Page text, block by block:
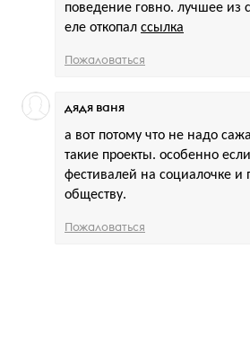
поведение говно. лучшее из
еле откопал ссылка
Пожаловаться
а вот потому что не надо
такие проекты. особенно
фестивалей на социалочке и
обществу.
дядя ваня
Пожаловаться